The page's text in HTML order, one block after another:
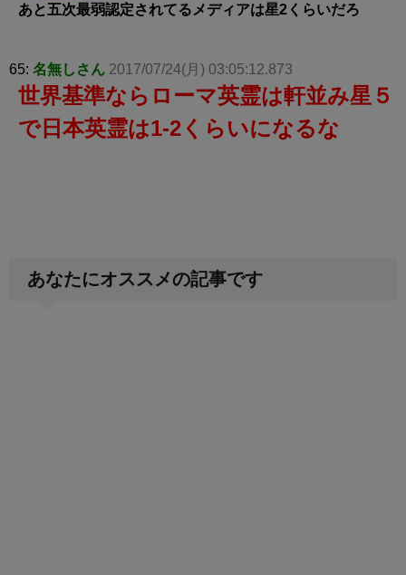
あと五次最弱認定されてるメディアは星2くらいだろ
65: 名無しさん 2017/07/24(月) 03:05:12.873
世界基準ならローマ英霊は軒並み星５
で日本英霊は1-2くらいになるな
あなたにオススメの記事です